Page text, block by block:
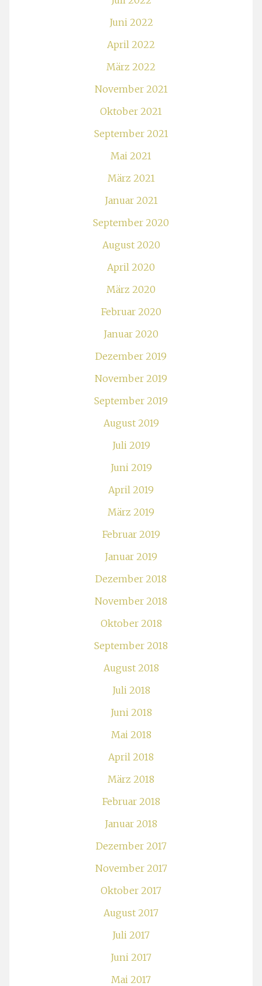
Juni 2022
April 2022
März 2022
November 2021
Oktober 2021
September 2021
Mai 2021
März 2021
Januar 2021
September 2020
August 2020
April 2020
März 2020
Februar 2020
Januar 2020
Dezember 2019
November 2019
September 2019
August 2019
Juli 2019
Juni 2019
April 2019
März 2019
Februar 2019
Januar 2019
Dezember 2018
November 2018
Oktober 2018
September 2018
August 2018
Juli 2018
Juni 2018
Mai 2018
April 2018
März 2018
Februar 2018
Januar 2018
Dezember 2017
November 2017
Oktober 2017
August 2017
Juli 2017
Juni 2017
Mai 2017